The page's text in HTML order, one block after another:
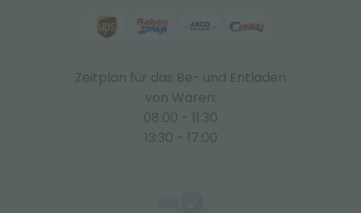
Zeitplan für das Be- und Entladen
von Waren:
08:00 - 11:30
13:30 - 17:00